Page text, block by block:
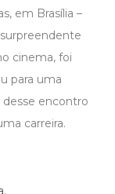
em Brasília –
cinema, foi
para uma
desse encontro
carreira.